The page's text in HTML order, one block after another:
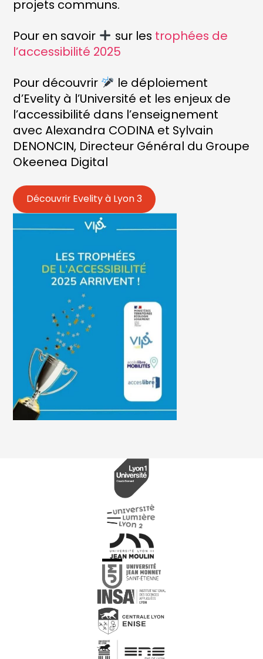
projets communs.
Pour en savoir
sur les trophées de
l’accessibilité 2025
Pour découvrir
le déploiement
d’Evelity à l’Université et les enjeux de
l’accessibilité dans l’enseignement
avec Alexandra CODINA et Sylvain
DENONCIN, Directeur Général du Groupe
Okeenea Digital
Découvrir Evelity à Lyon 3